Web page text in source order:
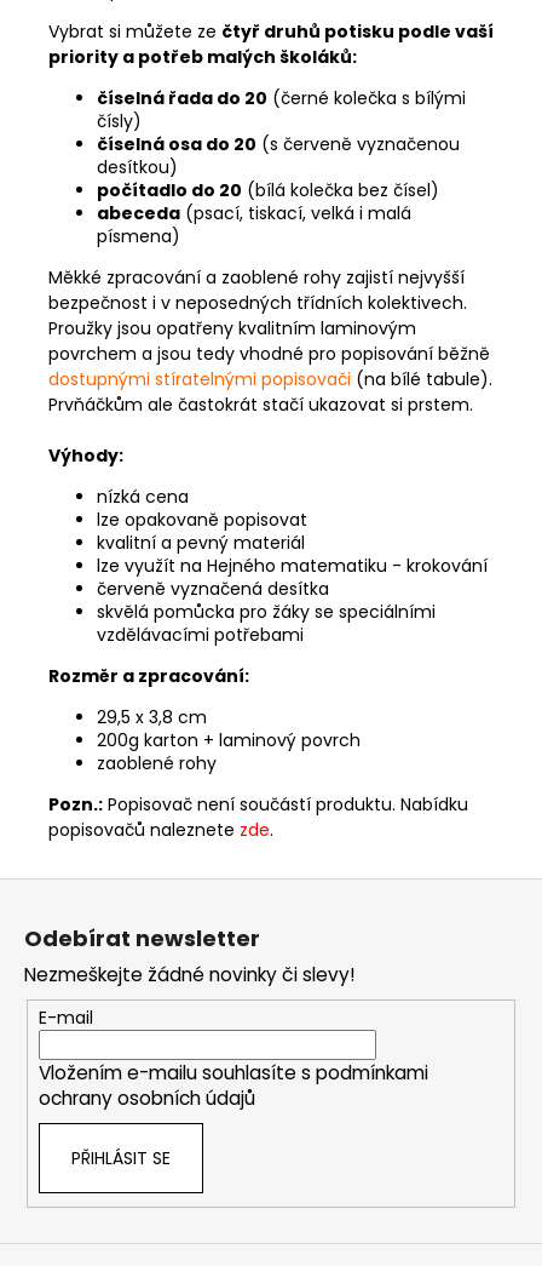
Vybrat si můžete ze čtyř druhů potisku podle vaší
priority a potřeb malých školáků:
číselná řada do 20 (černé kolečka s bílými
čísly)
číselná osa do 20 (s červeně vyznačenou
desítkou)
počítadlo do 20 (bílá kolečka bez čísel)
abeceda (psací, tiskací, velká i malá
písmena)
Měkké zpracování a zaoblené rohy zajistí nejvyšší
bezpečnost i v neposedných třídních kolektivech.
Proužky jsou opatřeny kvalitním laminovým
povrchem a jsou tedy vhodné pro popisování běžně
dostupnými stíratelnými popisovači (na bílé tabule).
Prvňáčkům ale častokrát stačí ukazovat si prstem.
Výhody:
nízká cena
lze opakovaně popisovat
kvalitní a pevný materiál
lze využít na Hejného matematiku - krokování
červeně vyznačená desítka
skvělá pomůcka pro žáky se speciálními
vzdělávacími potřebami
Rozměr a zpracování:
29,5 x 3,8 cm
200g karton + laminový povrch
zaoblené rohy
Pozn.: Popisovač není součástí produktu. Nabídku
popisovačů naleznete zde.
Odebírat newsletter
Nezmeškejte žádné novinky či slevy!
E-mail
Vložením e-mailu souhlasíte s podmínkami
ochrany osobních údajů
PŘIHLÁSIT SE